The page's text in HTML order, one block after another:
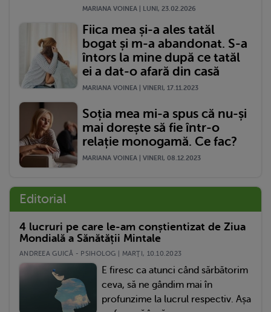
MARIANA VOINEA | LUNI, 23.02.2026
Fiica mea și-a ales tatăl
bogat și m-a abandonat. S-a
întors la mine după ce tatăl
ei a dat-o afară din casă
MARIANA VOINEA | VINERI, 17.11.2023
Soția mea mi-a spus că nu-și
mai dorește să fie într-o
relație monogamă. Ce fac?
MARIANA VOINEA | VINERI, 08.12.2023
Editorial
4 lucruri pe care le-am conștientizat de Ziua
Mondială a Sănătății Mintale
ANDREEA GUICĂ - PSIHOLOG | MARŢI, 10.10.2023
E firesc ca atunci când sărbătorim
ceva, să ne gândim mai în
profunzime la lucrul respectiv. Așa